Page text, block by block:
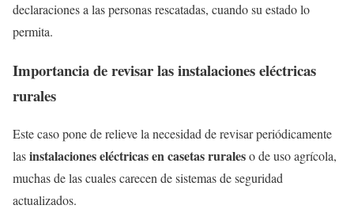
declaraciones a las personas rescatadas, cuando su estado lo
permita.
Importancia de revisar las instalaciones eléctricas
rurales
Este caso pone de relieve la necesidad de revisar periódicamente
lasinstalaciones eléctricas en casetas ruraleso de uso agrícola,
muchas de las cuales carecen de sistemas de seguridad
actualizados.